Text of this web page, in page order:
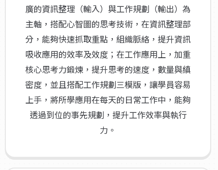
廣的資訊整理（輸入）與工作規劃（輸出）為
主軸，搭配心智圖的思考技術，在資訊整理部
分，能夠快速抓取重點，組織脈絡，提升資訊
吸收應用的效率及效度；在工作應用上，加重
核心思考力鍛煉，提升思考的速度，數量與縝
密度，並且搭配工作規劃三模版，讓學員容易
上手，將所學應用在每天的日常工作中，能夠
透過到位的事先規劃，提升工作效率與執行
力。